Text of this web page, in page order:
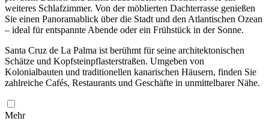
weiteres Schlafzimmer. Von der möblierten Dachterrasse genießen
Sie einen Panoramablick über die Stadt und den Atlantischen Ozean
– ideal für entspannte Abende oder ein Frühstück in der Sonne.
Santa Cruz de La Palma ist berühmt für seine architektonischen
Schätze und Kopfsteinpflasterstraßen. Umgeben von
Kolonialbauten und traditionellen kanarischen Häusern, finden Sie
zahlreiche Cafés, Restaurants und Geschäfte in unmittelbarer Nähe.
Mehr